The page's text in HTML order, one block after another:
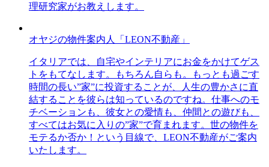
理研究家がお教えします。
オヤジの物件案内人「LEON不動産」
イタリアでは、自宅やインテリアにお金をかけてゲス
トをもてなします。もちろん自らも。もっとも過ごす
時間の長い”家”に投資することが、人生の豊かさに直
結することを彼らは知っているのですね。仕事へのモ
チベーションも、彼女との愛情も、仲間との遊びも、
すべてはお気に入りの”家”で育まれます。世の物件を
モテるか否か！という目線で、LEON不動産がご案内
いたします。